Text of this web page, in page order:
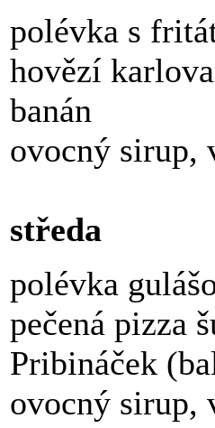
polévka s
hovězí
banán
ovocný sirup,
středa
polévka
pečená pizza
Pribináček
ovocný sirup,